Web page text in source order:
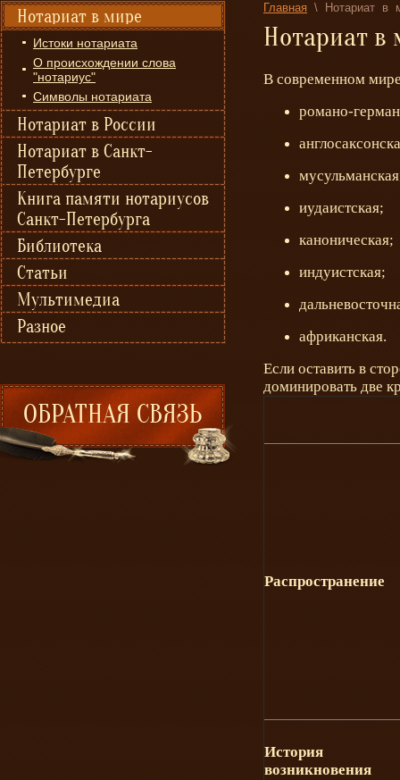
Нотариат в мире
Истоки нотариата
О происхождении слова
"нотариус"
Символы нотариата
Нотариат в России
Нотариат в Санкт-
Петербурге
Книга памяти нотариусов
Санкт-Петербурга
Библиотека
Статьи
Мультимедиа
Разное
Главная \ Нотариат в
Нотариат в
В современном
романо-
иудаистская;
каноническая;
индуистская;
африканская.
Если оставить в
доминировать две
Распространение
История
возникновения